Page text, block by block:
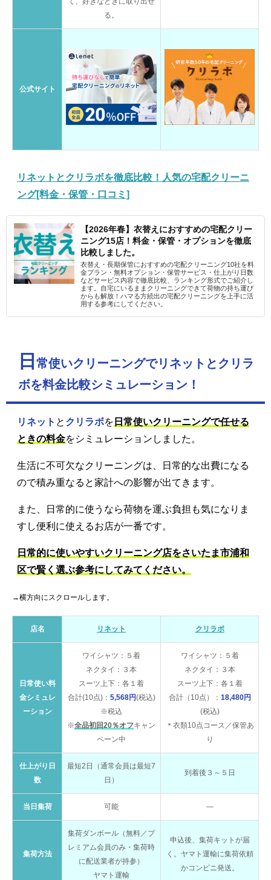
る。
公式サイト
リネットとクリラボを徹底比較！人気の宅配クリーニ
ング[料金・保管・口コミ]
【2026年春】衣替えにおすすめの宅配クリー
ニング15店！料金・保管・オプションを徹底
比較しました。
衣替え・長期保管におすすめの宅配クリーニング10社を料
金プラン・無料オプション・保管サービス・仕上がり日数
などサービス内容で徹底比較、ランキング形式でご紹介し
ます。自宅にいるままクリーニングできて荷物の持ち運び
からも解放！ハマる方続出の宅配クリーニングを上手に活
用する参考にしてください。
日 常使いクリーニングでリネットとクリラ
ボを料金比較シミュレーション！
リネット と クリラボを 日常使いクリーニングで任せる
ときの料金をシミュレーションしました。
生活に不可欠なクリーニングは、日常的な出費になる
ので積み重なると家計への影響が出てきます。
また、日常的に使うなら荷物を運ぶ負担も気になりま
すし便利に使えるお店が一番です。
日常的に使いやすいクリーニング店をさいたま市浦和
区で賢く選ぶ参考にしてみてください。
→横方向にスクロールします。
店名 リネット クリラボ
日常使い料
金シミュレ
ーション
ワイシャツ：５着
ネクタイ：３本
スーツ上下：各１着
合計(10点)： 5,568円(税込)
※税込
※全品初回20％オフキャン
ペーン中
ワイシャツ：５着
ネクタイ：３本
スーツ上下：各１着
合計（10点）： 18,480円
(税込)
＊衣類10点コース／保管あ
り
仕上がり日
数
最短2日（通常会員は最短7
日）
到着後３～５日
当日集荷 可能 —
集荷方法
集荷ダンボール（無料／プ
レミアム会員のみ・集荷時
に配送業者が持参）
ヤマト運輸
申込後、集荷キットが届
く。ヤマト運輸に集荷依頼
かコンビニ発送。